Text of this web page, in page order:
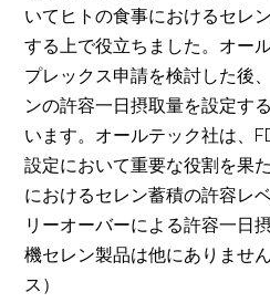
いてヒトの食事におけるセレ
する上で役立ちました。オー
プレックス申請を検討した後
ンの許容一日摂取量を設定す
います。オールテック社は、
設定において重要な役割を果
におけるセレン蓄積の許容レ
リーオーバーによる許容一日
機セレン製品は他にありませ
ス）